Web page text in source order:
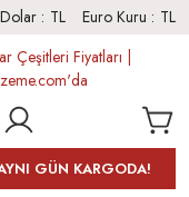
Dolar : TL Euro Kuru : TL
GÜN KARGODA!